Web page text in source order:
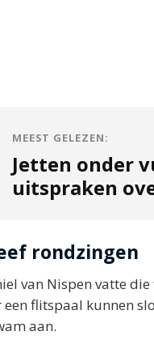
MEEST GELEZEN:
Jetten onder
uitspraken
rondzingen
van Nispen vatte
een flitspaal kunnen
aan.